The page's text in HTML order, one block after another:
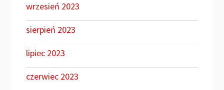
wrzesień 2023
sierpień 2023
lipiec 2023
czerwiec 2023